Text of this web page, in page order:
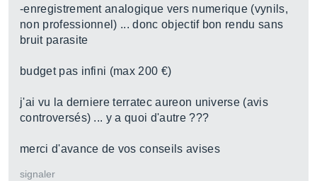
-enregistrement analogique vers numerique (vynils,
non professionnel) ... donc objectif bon rendu sans
bruit parasite
budget pas infini (max 200 €)
j'ai vu la derniere terratec aureon universe (avis
controversés) ... y a quoi d'autre ???
merci d'avance de vos conseils avises
signaler